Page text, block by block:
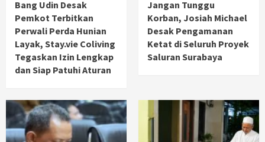
Bang Udin Desak
Pemkot Terbitkan
Perwali Perda Hunian
Layak, Stay.vie Coliving
Tegaskan Izin Lengkap
dan Siap Patuhi Aturan
Jangan Tunggu
Korban, Josiah Michael
Desak Pengamanan
Ketat di Seluruh Proyek
Saluran Surabaya